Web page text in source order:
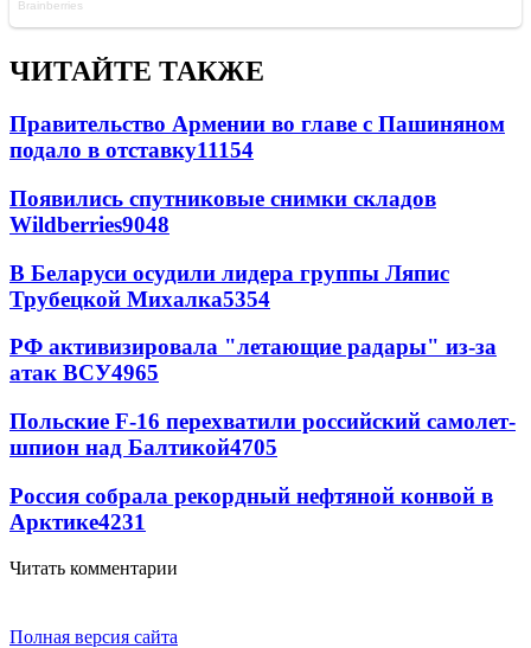
ЧИТАЙТЕ ТАКЖЕ
Правительство Армении во главе с Пашиняном
подало в отставку11154
Появились спутниковые снимки складов
Wildberries9048
В Беларуси осудили лидера группы Ляпис
Трубецкой Михалка5354
РФ активизировала "летающие радары" из-за
атак ВСУ4965
Польские F-16 перехватили российский самолет-
шпион над Балтикой4705
Россия собрала рекордный нефтяной конвой в
Арктике4231
Читать комментарии
Полная версия сайта